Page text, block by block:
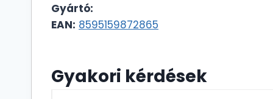
Gyártó:
EAN: 8595159872865
Gyakori kérdések